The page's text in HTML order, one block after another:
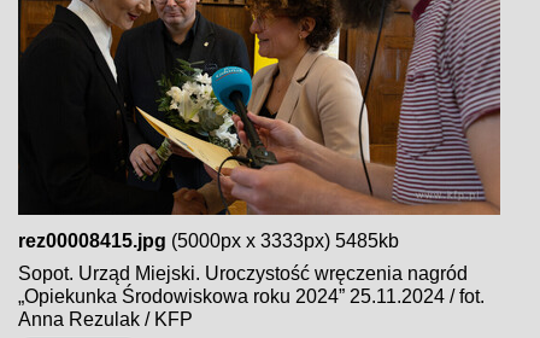
rez00008415.jpg (5000px x 3333px) 5485kb
Sopot. Urząd Miejski. Uroczystość wręczenia nagród
„Opiekunka Środowiskowa roku 2024” 25.11.2024 / fot.
Anna Rezulak / KFP